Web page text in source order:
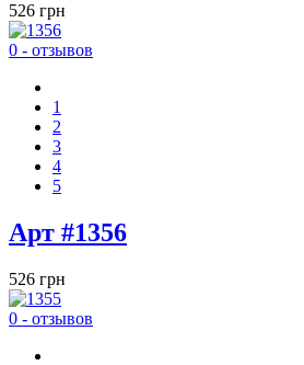
526 грн
0 - отзывов
1
2
3
4
5
Арт #1356
526 грн
0 - отзывов